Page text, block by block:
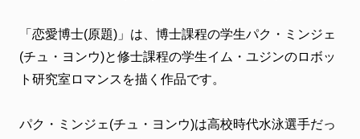
イベント
MEMBERSHIP
メンバーシップ
「恋愛博士(原題)」は、博士課程の学生パク・ミンジェ
(チュ・ヨンウ)と修士課程の学生イム・ユジンのロボッ
ト研究室ロマンスを描く作品です。
パク・ミンジェ(チュ・ヨンウ)は高校時代水泳選手だっ